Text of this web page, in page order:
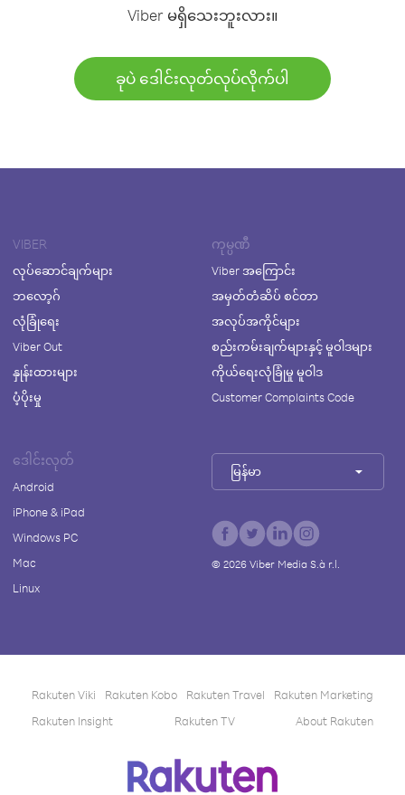
Viber မရှိသေးဘူးလား။
ခုပဲ ဒေါင်းလုတ်လုပ်လိုက်ပါ
VIBER
လုပ်ဆောင်ချက်များ
ဘလော့ဂ်
လုံခြုံရေး
Viber Out
နှုန်းထားများ
ပံ့ပိုးမှု
ကုမ္ပဏီ
Viber အကြောင်း
အမှတ်တံဆိပ် စင်တာ
အလုပ်အကိုင်များ
စည်းကမ်းချက်များနှင့် မူဝါဒများ
ကိုယ်ရေးလုံခြုံမှု မူဝါဒ
Customer Complaints Code
ဒေါင်းလုတ်
Android
iPhone & iPad
Windows PC
Mac
Linux
မြန်မာ
© 2026Viber Media S.à r.l.
Rakuten Viki Rakuten Kobo Rakuten Travel
Rakuten Marketing
Rakuten Insight
Rakuten TV About Rakuten